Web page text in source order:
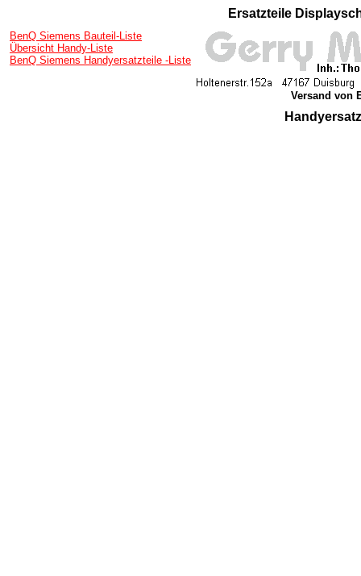
Ersatzteile
BenQ Siemens Bauteil-Liste
Übersicht Handy-Liste
BenQ Siemens Handyersatzteile -Liste
Versand von